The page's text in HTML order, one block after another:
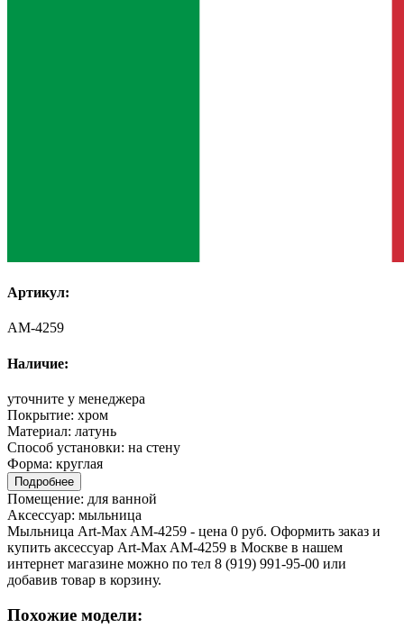
Артикул:
AM-4259
Наличие:
уточните у менеджера
Покрытие: хром
Материал: латунь
Способ установки: на стену
Форма: круглая
Подробнее
Помещение: для ванной
Аксессуар: мыльница
Мыльница Art-Max AM-4259 - цена 0 руб. Оформить заказ и
купить аксессуар Art-Max AM-4259 в Москве в нашем
интернет магазине можно по тел 8 (919) 991-95-00 или
добавив товар в корзину.
Похожие модели: